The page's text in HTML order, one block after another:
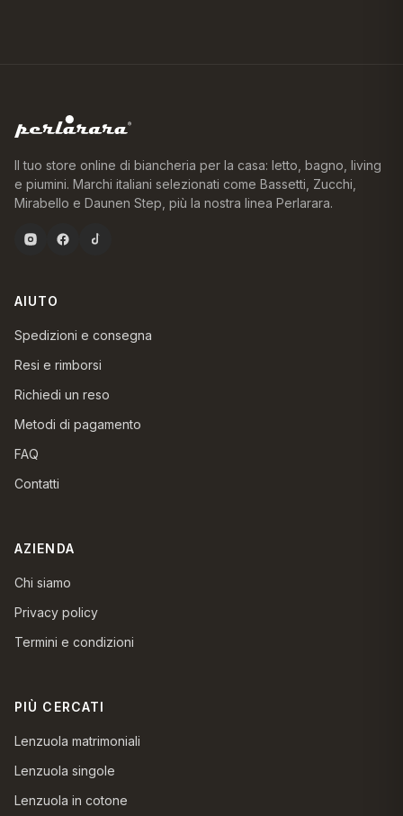
Il tuo store online di biancheria per la casa: letto, bagno, living
e piumini. Marchi italiani selezionati come Bassetti, Zucchi,
Mirabello e Daunen Step, più la nostra linea Perlarara.
AIUTO
Spedizioni e consegna
Resi e rimborsi
Richiedi un reso
Metodi di pagamento
FAQ
Contatti
AZIENDA
Chi siamo
Privacy policy
Termini e condizioni
PIÙ CERCATI
Lenzuola matrimoniali
Lenzuola singole
Lenzuola in cotone